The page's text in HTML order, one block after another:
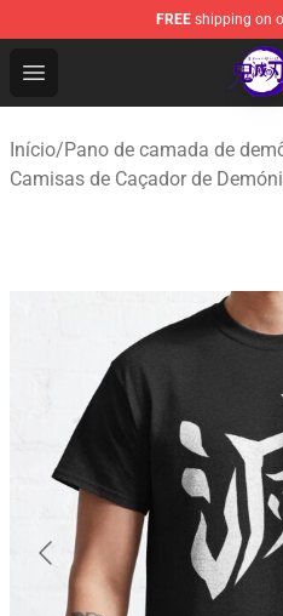
FREE shipping on
Open menu
Kimetsu no Yaiba Store
Início/Pano de camada de
Camisas de Caçador de